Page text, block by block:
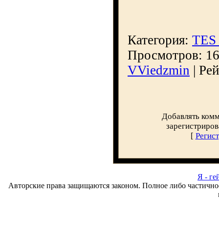
Категория:
Просмотров:
VViedzmin |
Добавлять
[
Я -
Авторские права защищаются законом. Полное либо